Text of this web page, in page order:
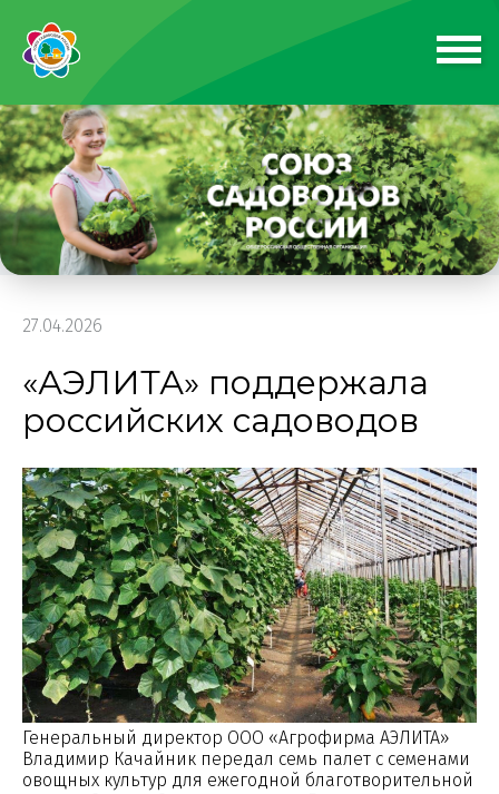
27.04.2026
«АЭЛИТА» поддержала
российских садоводов
Генеральный директор ООО «Агрофирма АЭЛИТА»
Владимир Качайник передал семь палет с семенами
овощных культур для ежегодной благотворительной